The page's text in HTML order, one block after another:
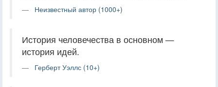
Неизвестный автор (1000+)
История человечества в основном —
история идей.
Герберт Уэллс (10+)